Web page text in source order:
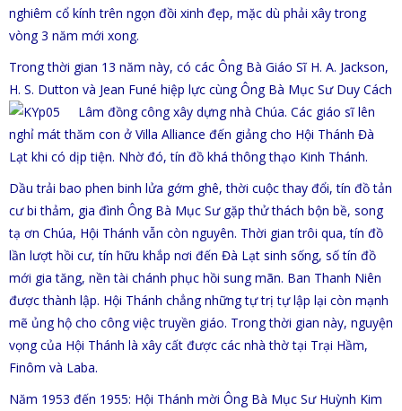
nghiêm cổ kính trên ngọn đồi xinh đẹp, mặc dù phải xây trong
vòng 3 năm mới xong.
Trong thời gian 13 năm này, có các Ông Bà Giáo Sĩ H. A. Jackson,
H. S. Dutton và Jean Funé hiệp lực cùng Ông Bà Mục Sư Duy Cách
Lâm đồng công xây dựng nhà Chúa. Các giáo sĩ lên
nghỉ mát thăm con ở Villa Alliance đến giảng cho Hội Thánh Đà
Lạt khi có dịp tiện. Nhờ đó, tín đồ khá thông thạo Kinh Thánh.
Dầu trải bao phen binh lửa gớm ghê, thời cuộc thay đổi, tín đồ tản
cư bi thảm, gia đình Ông Bà Mục Sư gặp thử thách bộn bề, song
tạ ơn Chúa, Hội Thánh vẫn còn nguyên. Thời gian trôi qua, tín đồ
lần lượt hồi cư, tín hữu khắp nơi đến Đà Lạt sinh sống, số tín đồ
mới gia tăng, nền tài chánh phục hồi sung mãn. Ban Thanh Niên
được thành lập. Hội Thánh chẳng những tự trị tự lập lại còn mạnh
mẽ ủng hộ cho công việc truyền giáo. Trong thời gian này, nguyện
vọng của Hội Thánh là xây cất được các nhà thờ tại Trại Hầm,
Finôm và Laba.
Năm 1953 đến 1955: Hội Thánh mời Ông Bà Mục Sư Huỳnh Kim